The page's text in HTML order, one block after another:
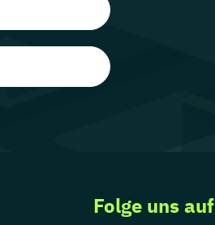
Folge uns auf